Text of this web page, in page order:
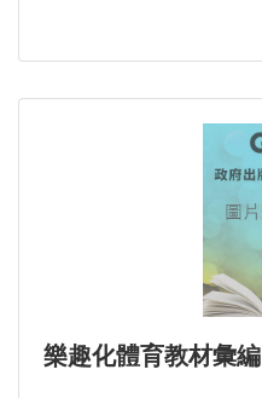
樂趣化體育教材彙編